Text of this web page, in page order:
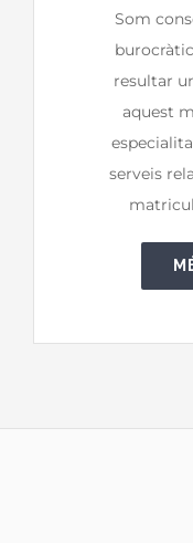
Som
resultar
aquest
serveis